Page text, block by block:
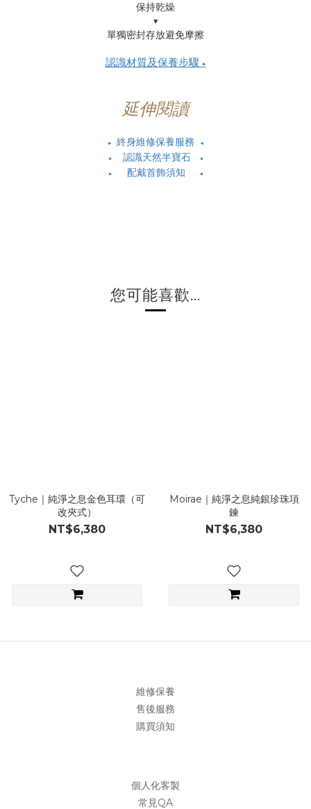
保持乾燥
▼
單獨密封存放避免摩擦
認識材質及保養步驟 ▶
延伸閱讀
▶ 終身維修保養服務
◀
▶ 認識天然半寶石
◀
▶ 配戴首飾須知 ◀
您可能喜歡...
Tyche｜純淨之息金色耳環（可
改夾式）
NT$6,380
Moirae｜純淨之息純銀珍珠項
鍊
NT$6,380
維修保養
售後服務
購買須知
個人化客製
常見QA